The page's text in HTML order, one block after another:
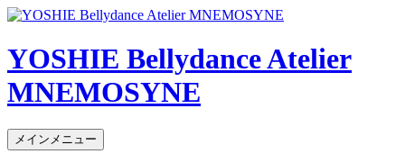
YOSHIE Bellydance Atelier
MNEMOSYNE
メインメニュー コ